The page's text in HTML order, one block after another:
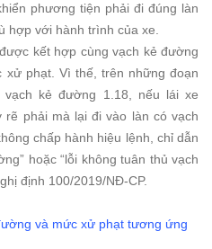
phương tiện phải đi đúng làn
hợp với hành trình của xe.
kết hợp cùng vạch kẻ đường
phạt. Vì thế, trên những đoạn
kẻ đường 1.18, nếu lái xe
rẽ phải mà lại đi vào làn có vạch
chấp hành hiệu lệnh, chỉ dẫn
hoặc “lỗi không tuân thủ vạch
định 100/2019/NĐ-CP.
và mức xử phạt tương ứng